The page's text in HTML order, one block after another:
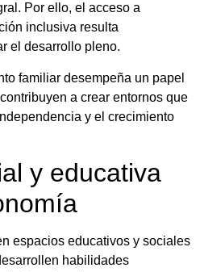
Por ello, el acceso a
inclusiva resulta
el desarrollo pleno.
familiar desempeña un papel
a crear entornos que
y el crecimiento
y educativa
espacios educativos y sociales
habilidades